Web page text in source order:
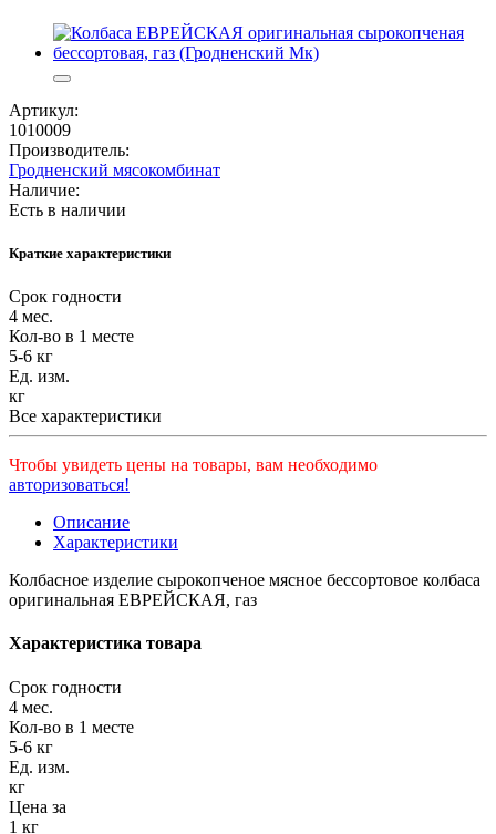
Артикул:
1010009
Производитель:
Гродненский мясокомбинат
Наличие:
Есть в наличии
Краткие характеристики
Срок годности
4 мес.
Кол-во в 1 месте
5-6 кг
Ед. изм.
кг
Все характеристики
Чтобы увидеть цены на товары, вам необходимо
авторизоваться!
Описание
Характеристики
Колбасное изделие сырокопченое мясное бессортовое колбаса
оригинальная ЕВРЕЙСКАЯ, газ
Характеристика товара
Срок годности
4 мес.
Кол-во в 1 месте
5-6 кг
Ед. изм.
кг
Цена за
1 кг